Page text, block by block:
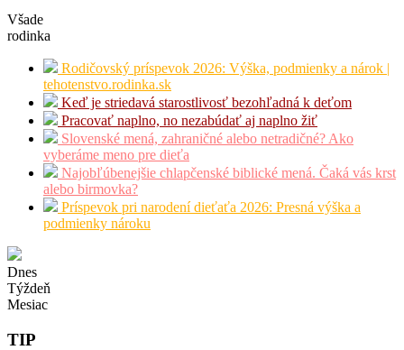
Všade
rodinka
Rodičovský príspevok 2026: Výška, podmienky a nárok |
tehotenstvo.rodinka.sk
Keď je striedavá starostlivosť bezohľadná k deťom
Pracovať naplno, no nezabúdať aj naplno žiť
Slovenské mená, zahraničné alebo netradičné? Ako
vyberáme meno pre dieťa
Najobľúbenejšie chlapčenské biblické mená. Čaká vás krst
alebo birmovka?
Príspevok pri narodení dieťaťa 2026: Presná výška a
podmienky nároku
Dnes
Týždeň
Mesiac
TIP